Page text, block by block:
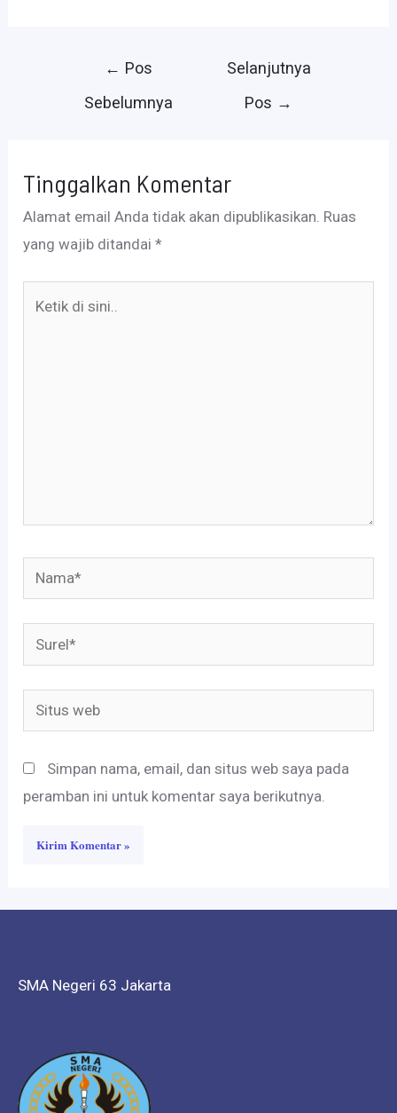
← Pos
Sebelumnya
Selanjutnya
Pos →
Tinggalkan Komentar
Alamat email Anda tidak akan dipublikasikan. Ruas
yang wajib ditandai*
Nama*
Surel*
Situs
web
Simpan nama, email, dan situs web saya pada
peramban ini untuk komentar saya berikutnya.
SMA Negeri 63 Jakarta